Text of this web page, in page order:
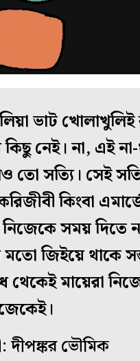
ভাট খোলাখুলিই
নেই। না, এই
তো সত্যি। সেই
কিংবা
সময় দিতে
জিইয়ে থাকে
মায়েরা
দীপঙ্কর ভৌমিক